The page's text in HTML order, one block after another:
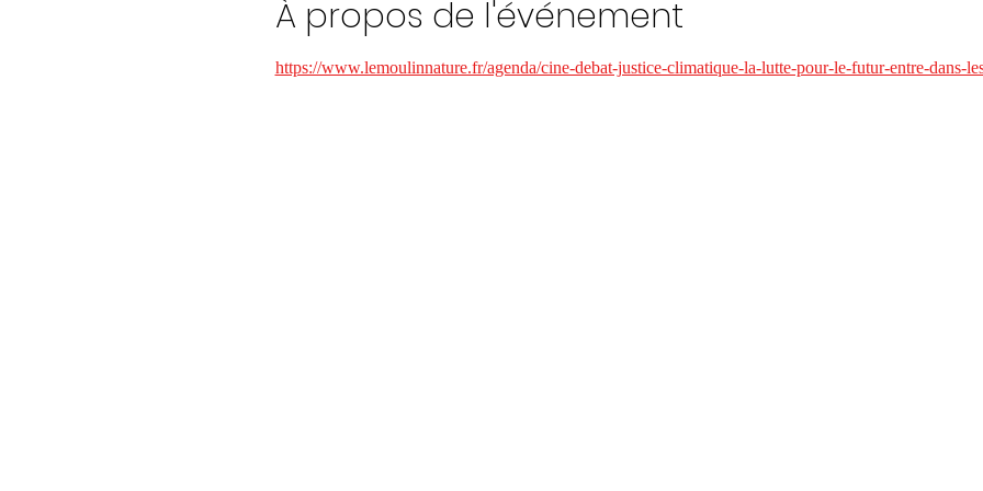
À propos de l'événement
https://www.lemoulinnature.fr/agenda/cine-debat-justice-climatique-la-lutte-pour-le-futur-entre-dans-